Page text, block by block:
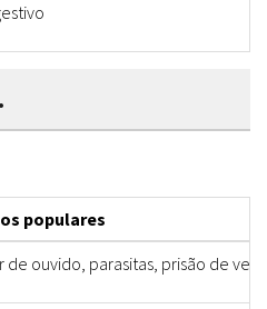
populares
de ouvido, parasitas, prisão de